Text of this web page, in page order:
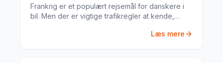
Frankrig er et populært rejsemål for danskere i
bil. Men der er vigtige trafikregler at kende,
obligatorisk udstyr – her er din komplette guide.
Læs mere